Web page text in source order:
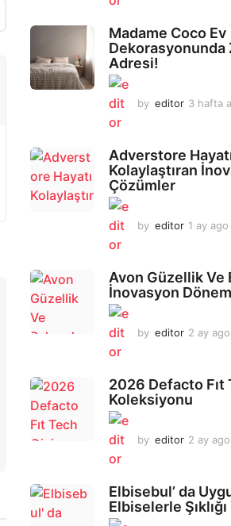
Madame Coco Ev
Dekorasyonunda
Adresi!
by editor 3 hafta
Adverstore
Kolaylaştıran
Çözümler
by editor 1 ay ago
Avon Güzellik Ve
İnovasyon
by editor 2 ay ago
2026 Defacto Fıt
Koleksiyonu
by editor 2 ay ago
Elbisebul’ da
Elbiselerle